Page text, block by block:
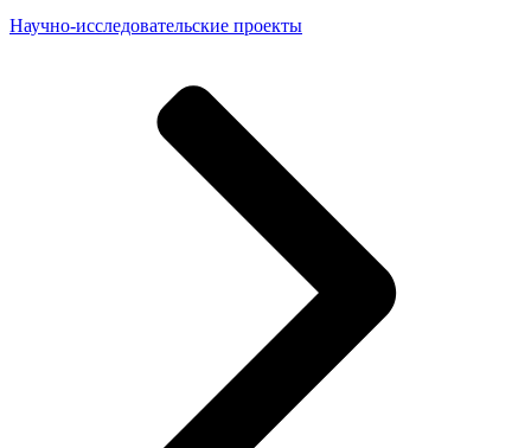
Научно-исследовательские проекты